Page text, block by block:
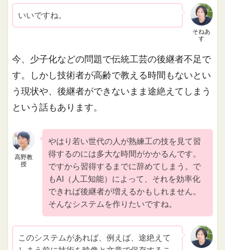
そねあ
す
いいですね。
今、少子化などの問題で伝統工芸の後継者不足で
す。しかし技術者が高齢で教える時間もないとい
う現状や、後継者ができないまま途絶えてしまう
という話もあります。
高野教
授
やはり若い世代の人が熟練工の技を見て習
得するのには多大な時間がかかるんです。
ですから習得するまでに辞めてしまう。で
もAI（人工知能）によって、それを効率化
できれば後継者が増えるかもしれません。
そんなシステムを作りたいですね。
このシステムがあれば、例えば、途絶えて